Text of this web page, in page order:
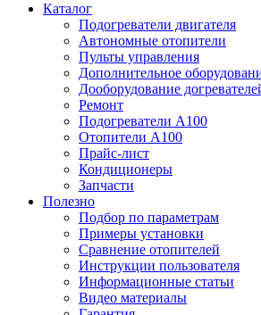
Каталог
Подогреватели двигателя
Автономные отопители
Пульты управления
Дополнительное
Дооборудование
Ремонт
Подогреватели A100
Отопители A100
Прайс-лист
Кондиционеры
Запчасти
Полезно
Подбор по параметрам
Примеры установки
Сравнение отопителей
Инструкции пользователя
Информационные статьи
Видео материалы